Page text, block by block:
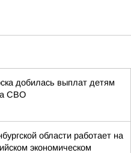
добилась выплат детям
СВО
области работает на
экономическом